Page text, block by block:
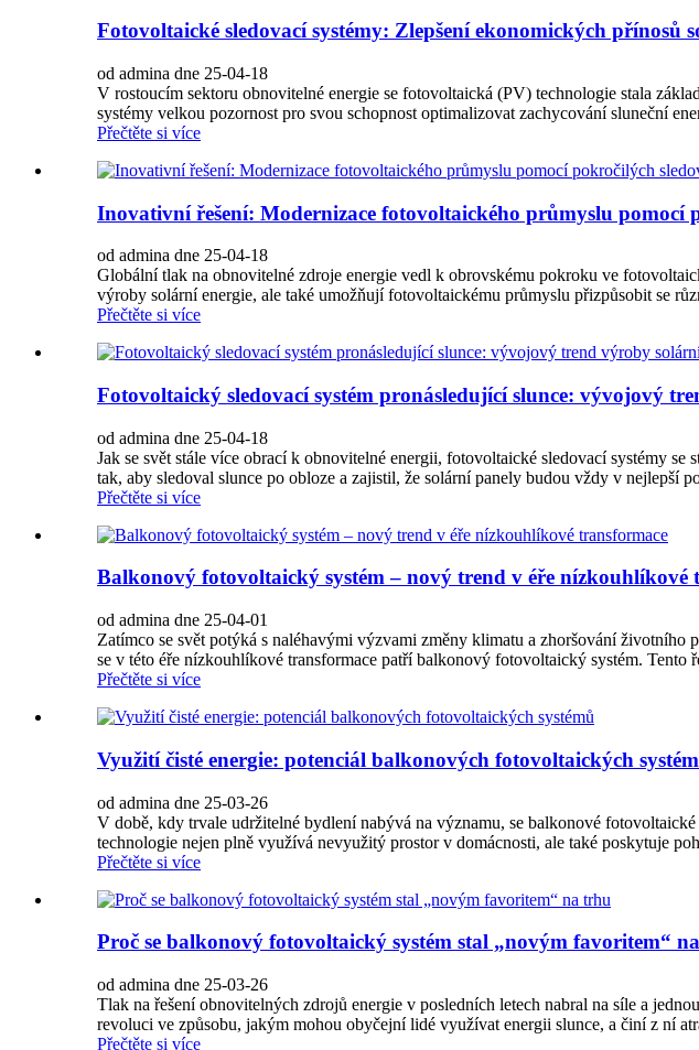
Fotovoltaické sledovací systémy: Zlepšení ekonomických přínosů
od admina dne 25-04-18
V rostoucím sektoru obnovitelné energie se fotovoltaická (PV) technologie stala
systémy velkou pozornost pro svou schopnost optimalizovat zachycování sluneční
Přečtěte si více
Inovativní řešení: Modernizace fotovoltaického průmyslu pomocí
od admina dne 25-04-18
Globální tlak na obnovitelné zdroje energie vedl k obrovskému pokroku ve
výroby solární energie, ale také umožňují fotovoltaickému průmyslu přizpůsobit se
Přečtěte si více
Fotovoltaický sledovací systém pronásledující slunce: vývojový
od admina dne 25-04-18
Jak se svět stále více obrací k obnovitelné energii, fotovoltaické sledovací systémy
tak, aby sledoval slunce po obloze a zajistil, že solární panely budou vždy v nejlepší
Přečtěte si více
Balkonový fotovoltaický systém – nový trend v éře nízkouhlíkové
od admina dne 25-04-01
Zatímco se svět potýká s naléhavými výzvami změny klimatu a zhoršování
se v této éře nízkouhlíkové transformace patří balkonový fotovoltaický systém. Tento
Přečtěte si více
Využití čisté energie: potenciál balkonových fotovoltaických
od admina dne 25-03-26
V době, kdy trvale udržitelné bydlení nabývá na významu, se balkonové
technologie nejen plně využívá nevyužitý prostor v domácnosti, ale také poskytuje
Přečtěte si více
Proč se balkonový fotovoltaický systém stal „novým favoritem“
od admina dne 25-03-26
Tlak na řešení obnovitelných zdrojů energie v posledních letech nabral na síle a
revoluci ve způsobu, jakým mohou obyčejní lidé využívat energii slunce, a činí z ní
Přečtěte si více